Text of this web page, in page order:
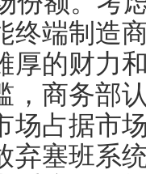
终端制造
厚的财力
，商务部
场占据市
弃塞班系